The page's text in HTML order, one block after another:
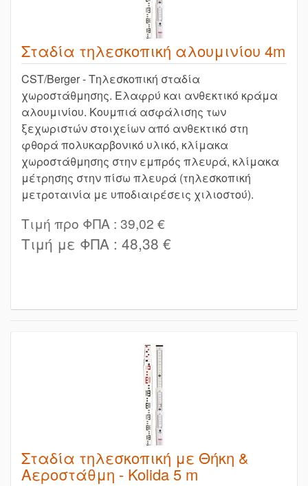
Σταδία τηλεσκοπική αλουμινίου 4m
CST/Berger - Τηλεσκοπική σταδία
χωροστάθμησης. Ελαφρύ και ανθεκτικό κράμα
αλουμινίου. Κουμπιά ασφάλισης των
ξεχωριστών στοιχείων από ανθεκτικό στη
φθορά πολυκαρβονικό υλικό, κλίμακα
χωροστάθμησης στην εμπρός πλευρά, κλίμακα
μέτρησης στην πίσω πλευρά (τηλεσκοπική
μετροταινία με υποδιαιρέσεις χιλιοστού).
Τιμή προ ΦΠΑ : 39,02 €
Τιμή με ΦΠΑ : 48,38 €
Σταδία τηλεσκοπική με Θήκη &
Αεροστάθμη - Kolida 5 m